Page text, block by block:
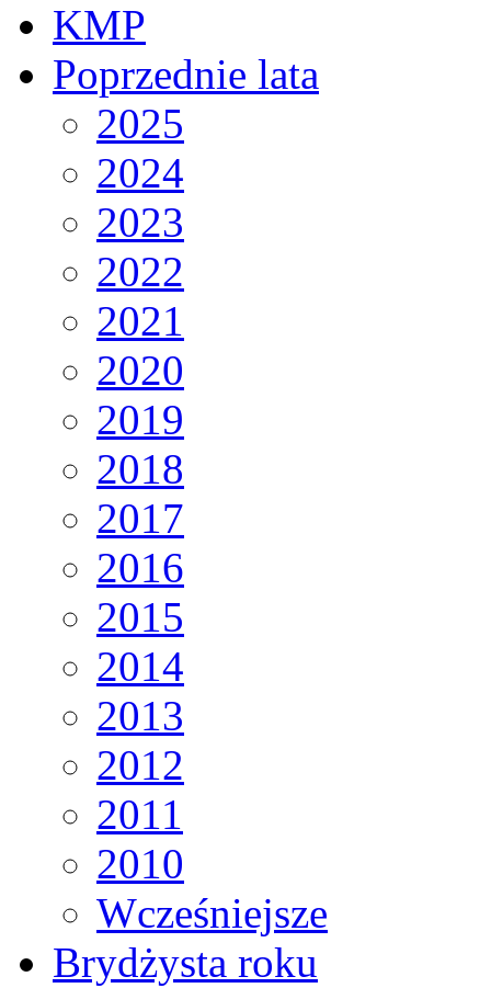
KMP
Poprzednie lata
2025
2024
2023
2022
2021
2020
2019
2018
2017
2016
2015
2014
2013
2012
2011
2010
Wcześniejsze
Brydżysta roku